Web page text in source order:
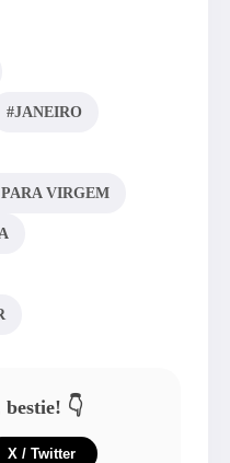
#JANEIRO
VIRGEM
👇
X / Twitter